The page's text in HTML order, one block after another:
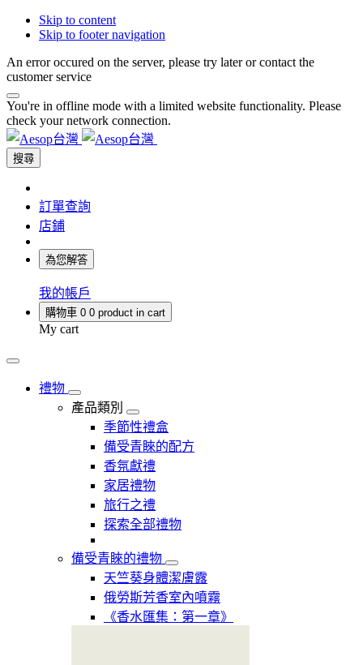
Skip to content
Skip to footer navigation
An error occured on the server, please try later or contact the
customer service
You're in offline mode with a limited website functionality. Please
check your network connection.
搜尋
訂單查詢
店鋪
為您解答
我的帳戶
購物車 0 0 product in cart
My cart
禮物
產品類別
季節性禮盒
備受青睞的配方
香氛獻禮
家居禮物
旅行之禮
探索全部禮物
備受青睞的禮物
天竺葵身體潔膚露
俄勞斯芳香室內噴霧
《香水匯集：第一章》​